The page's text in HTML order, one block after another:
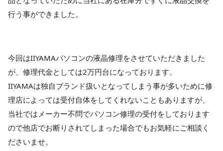
行う事ができました。
今回はIIYAMAパソコンの液晶修理をさせていただきました
が、修理代金としては2万円台になっております。
IIYAMAは独自ブランド扱いとなってしまう事が多いために修
理店によっては受付自体をしてくれないこともありますが、
当社ではメーカー不問でパソコン修理の受付をしております
ので他店でお断りされてしまった場合でもお気軽にご相談く
ださいませ。